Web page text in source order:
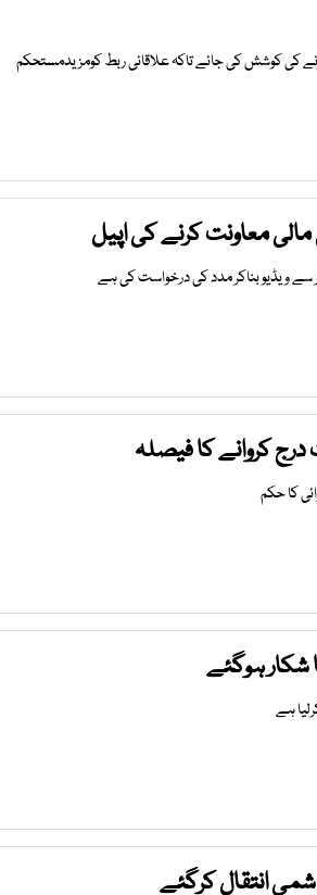
کی کوشش کی جائے تاکہ علاقائی ربط کومزیدمستحکم
مالی معاونت کرنے کی اپیل
سے ویڈیو بناکر مدد کی درخواست کی ہے
کروانے کا فیصلہ
کا حکم
شکار ہوگئے
ہے
انتقال کرگئے